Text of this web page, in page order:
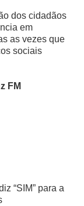
dos cidadãos
em
as vezes que
sociais
FM
“SIM” para a